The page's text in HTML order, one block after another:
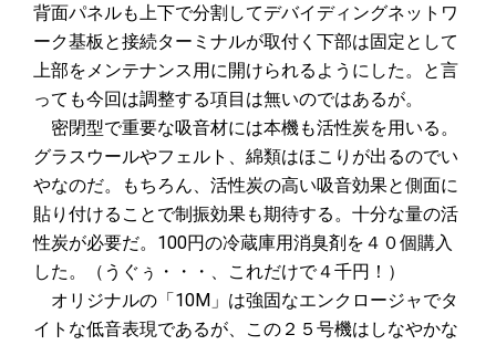
背面パネルも上下で分割してデバイディングネットワ
ーク基板と接続ターミナルが取付く下部は固定として
上部をメンテナンス用に開けられるようにした。と言
っても今回は調整する項目は無いのではあるが。
密閉型で重要な吸音材には本機も活性炭を用いる。
グラスウールやフェルト、綿類はほこりが出るのでい
やなのだ。もちろん、活性炭の高い吸音効果と側面に
貼り付けることで制振効果も期待する。十分な量の活
性炭が必要だ。100円の冷蔵庫用消臭剤を４０個購入
した。（うぐぅ・・・、これだけで４千円！）
オリジナルの「10M」は強固なエンクロージャでタ
イトな低音表現であるが、この２５号機はしなやかな